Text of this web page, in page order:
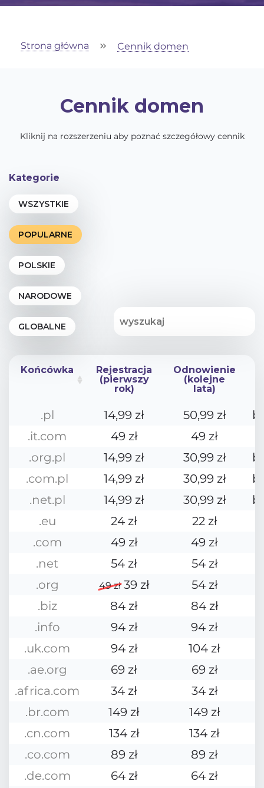
Strona główna Cennik domen
Cennik domen
Kliknij na rozszerzeniu aby poznać szczegółowy cennik
Kategorie
Końcówka
Rejestracja
(pierwszy
rok)
Odnowienie
(kolejne
lata)
Końcówka
Rejestracja
(pierwszy
Odnowienie
(kolejne
.pl 14,99 zł 50,99 zł
.it.com
49 zł
49 zł
.org.pl
14,99 zł 30,99 zł
.com.pl
14,99 zł 30,99 zł
.net.pl
14,99 zł 30,99 zł
.eu
24 zł
22 zł
.com
49 zł
49 zł
.net
54 zł
54 zł
.org
49 zł 39 zł
54 zł
.biz
84 zł
84 zł
.info
94 zł
94 zł
.uk.com
94 zł
104 zł
.ae.org
69 zł
69 zł
.africa.com
34 zł
34 zł
.br.com
149 zł
149 zł
.cn.com
134 zł
134 zł
.co.com
89 zł
89 zł
.de.com
64 zł
64 zł